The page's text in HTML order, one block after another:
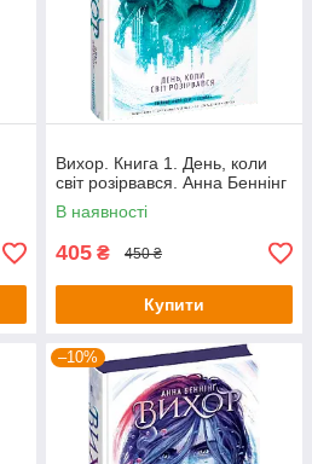
Вихор. Книга 1. День, коли
світ розірвався. Анна Беннінг
В наявності
405 ₴ 450 ₴
Купити
–10%